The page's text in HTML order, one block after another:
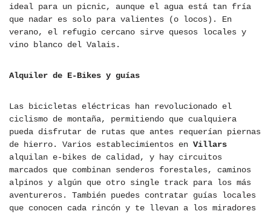
ideal para un picnic, aunque el agua está tan fría
que nadar es solo para valientes (o locos). En
verano, el refugio cercano sirve quesos locales y
vino blanco del Valais.
Alquiler de E-Bikes y guías
Las bicicletas eléctricas han revolucionado el
ciclismo de montaña, permitiendo que cualquiera
pueda disfrutar de rutas que antes requerían piernas
de hierro. Varios establecimientos en Villars
alquilan e-bikes de calidad, y hay circuitos
marcados que combinan senderos forestales, caminos
alpinos y algún que otro single track para los más
aventureros. También puedes contratar guías locales
que conocen cada rincón y te llevan a los miradores